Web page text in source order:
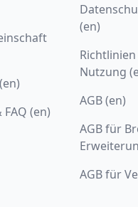
(en)
(en)
Nutzung
AGB (en)
AGB für
AGB für